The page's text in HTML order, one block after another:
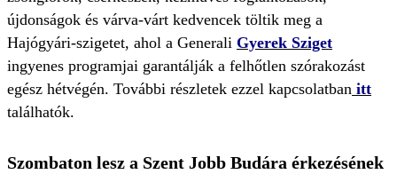
újdonságok és várva-várt kedvencek töltik meg a
Hajógyári-szigetet, ahol a Generali Gyerek Sziget
ingyenes programjai garantálják a felhőtlen szórakozást
egész hétvégén. További részletek ezzel kapcsolatban itt
találhatók.
Szombaton lesz a Szent Jobb Budára érkezésének